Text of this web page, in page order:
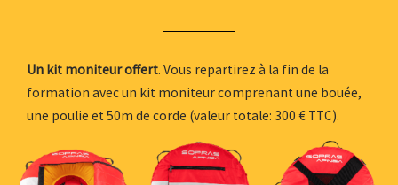
Un kit moniteur offert. Vous repartirez à la fin de la
formation avec un kit moniteur comprenant une bouée,
une poulie et 50m de corde (valeur totale: 300 € TTC).